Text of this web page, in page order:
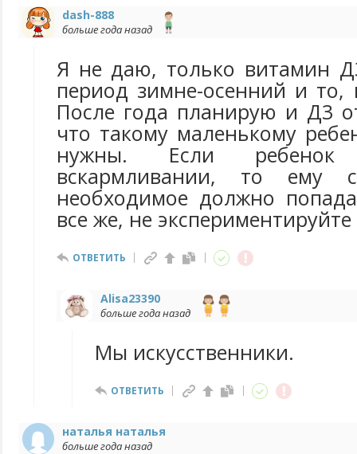
dash-888
больше года назад
Я не даю, только витамин
период зимне-осенний и
После года планирую и Д3
что такому маленькому
нужны. Если
вскармливании, то ему
необходимое должно
все же, не
ОТВЕТИТЬ
Alisa23390
больше года назад
Мы искусственники.
ОТВЕТИТЬ
наталья наталья
больше года назад